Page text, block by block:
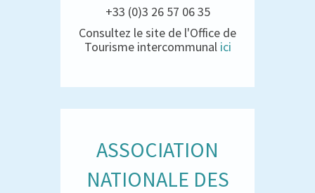
+33 (0)3 26 57 06 35
Consultez le site de l'Office de
Tourisme intercommunal ici
ASSOCIATION
NATIONALE DES